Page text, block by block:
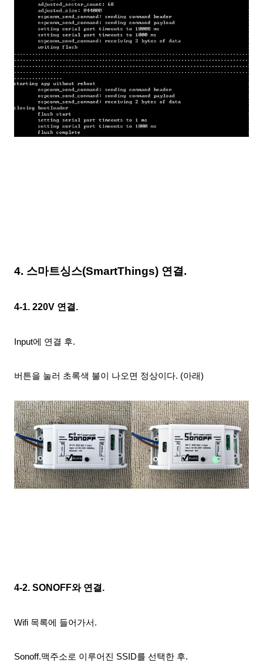
4. 스마트싱스(SmartThings) 연결.
4-1. 220V 연결.
Input에 연결 후.
버튼을 눌러 초록색 불이 나오면 정상이다. (아래)
4-2. SONOFF와 연결.
Wifi 목록에 들어가서 .
Sonoff.맥주소로 이루어진 SSID를 선택한 후.